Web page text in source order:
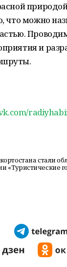
что можно
и
стали
«Туристические